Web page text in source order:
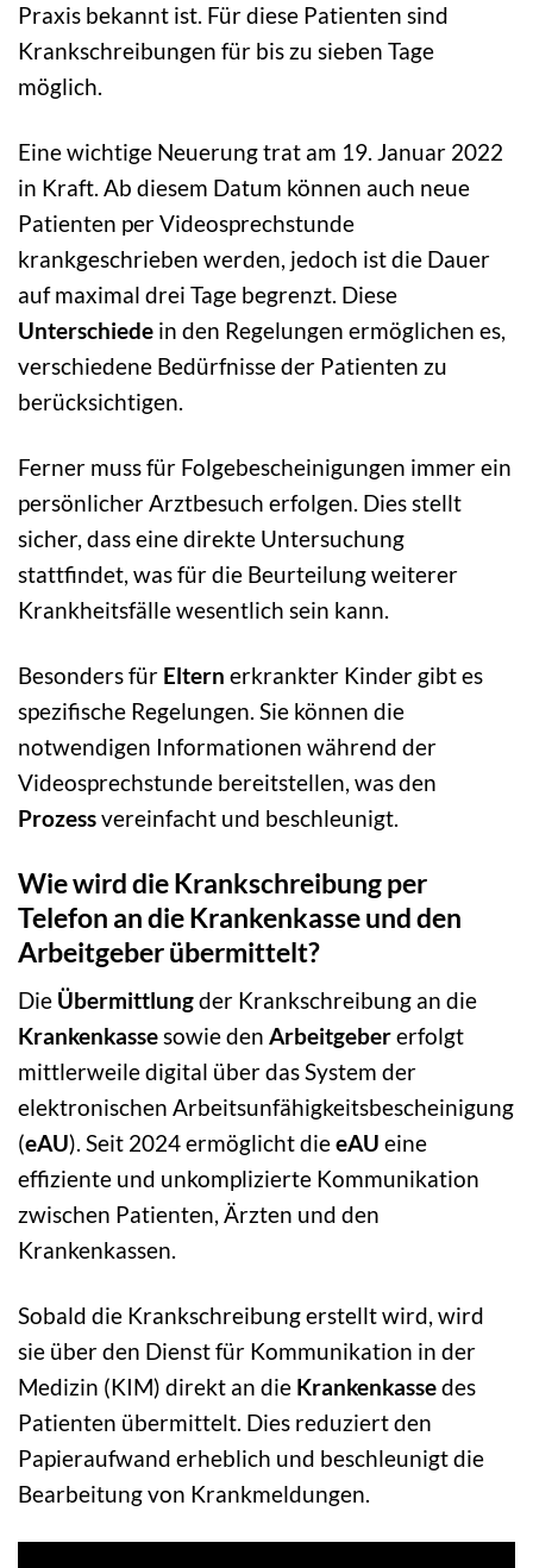
Praxis bekannt ist. Für diese Patienten sind
Krankschreibungen für bis zu sieben Tage
möglich.
Eine wichtige Neuerung trat am 19. Januar 2022
in Kraft. Ab diesem Datum können auch neue
Patienten per Videosprechstunde
krankgeschrieben werden, jedoch ist die Dauer
auf maximal drei Tage begrenzt. Diese
Unterschiede in den Regelungen ermöglichen es,
verschiedene Bedürfnisse der Patienten zu
berücksichtigen.
Ferner muss für Folgebescheinigungen immer ein
persönlicher Arztbesuch erfolgen. Dies stellt
sicher, dass eine direkte Untersuchung
stattfindet, was für die Beurteilung weiterer
Krankheitsfälle wesentlich sein kann.
Besonders für Eltern erkrankter Kinder gibt es
spezifische Regelungen. Sie können die
notwendigen Informationen während der
Videosprechstunde bereitstellen, was den
Prozessvereinfacht und beschleunigt.
Wie wird die Krankschreibung per
Telefon an die Krankenkasse und den
Arbeitgeber übermittelt?
Die Übermittlungder Krankschreibung an die
Krankenkassesowie den Arbeitgebererfolgt
mittlerweile digital über das System der
elektronischen Arbeitsunfähigkeitsbescheinigung
(eAU). Seit 2024 ermöglicht dieeAU eine
effiziente und unkomplizierte Kommunikation
zwischen Patienten, Ärzten und den
Krankenkassen.
Sobald die Krankschreibung erstellt wird, wird
sie über den Dienst für Kommunikation in der
Medizin (KIM) direkt an die Krankenkassedes
Patienten übermittelt. Dies reduziert den
Papieraufwand erheblich und beschleunigt die
Bearbeitung von Krankmeldungen.